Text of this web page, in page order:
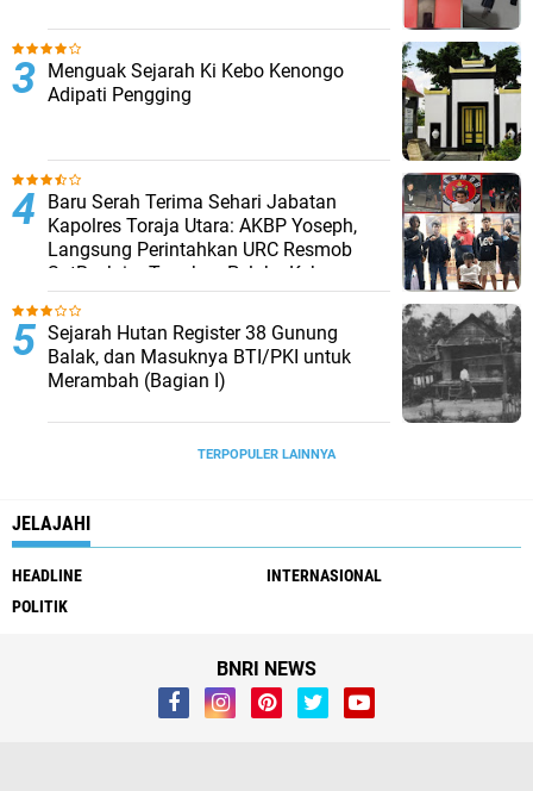
Menguak Sejarah Ki Kebo Kenongo
Adipati Pengging
Baru Serah Terima Sehari Jabatan
Kapolres Toraja Utara: AKBP Yoseph,
Langsung Perintahkan URC Resmob
SatReskrim Tangkap Pelaku Kekerasan
Seksual Anak Di Bawah Umur
Sejarah Hutan Register 38 Gunung
Balak, dan Masuknya BTI/PKI untuk
Merambah (Bagian I)
TERPOPULER LAINNYA
JELAJAHI
HEADLINE
INTERNASIONAL
POLITIK
BNRI NEWS